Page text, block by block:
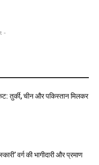
-
तुर्की, चीन और पकिस्तान मिलकर
वर्ग की भागीदारी और प्रमाण